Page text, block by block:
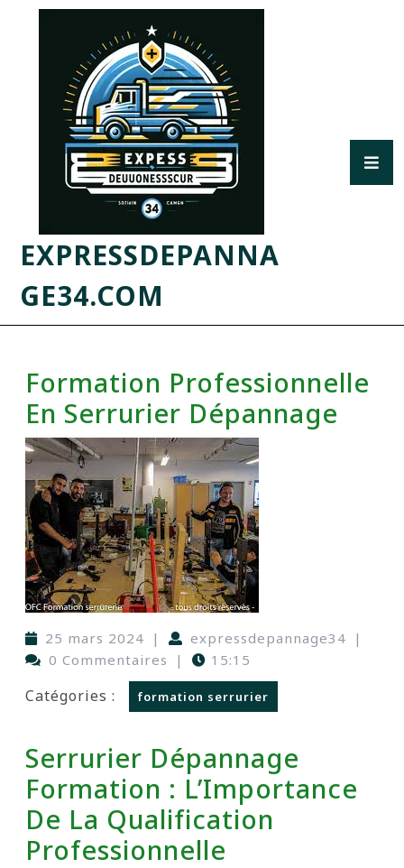
EXPRESSDEPANNA
GE34.COM
Formation Professionnelle
En Serrurier Dépannage
25 mars 2024 | expressdepannage34 |
0 Commentaires
| 15:15
Catégories : formation serrurier
Serrurier Dépannage
Formation : L’Importance
De La Qualification
Professionnelle